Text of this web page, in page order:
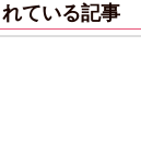
れている記事